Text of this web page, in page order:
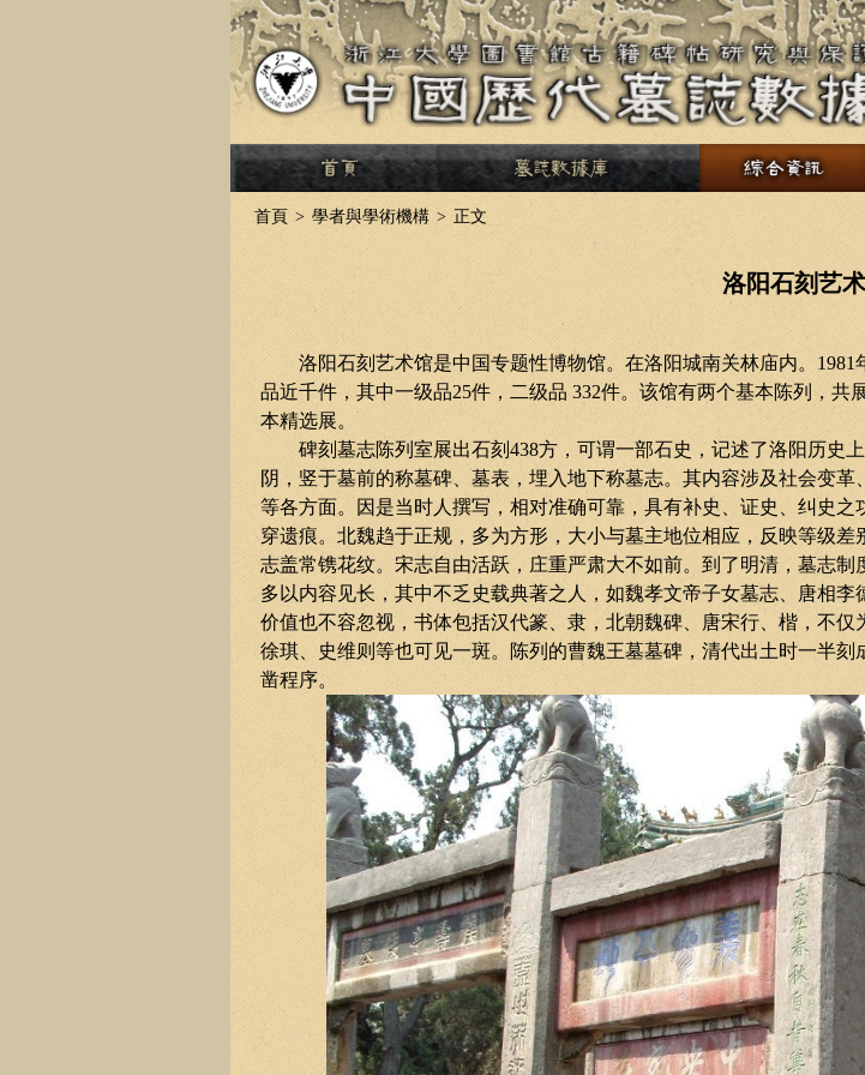
首頁 > 學者與學術機構 > 正文
洛阳石刻艺
洛阳石刻艺术馆是中国专题性博物馆。在洛阳城南关林庙内。 1981
品近千件，其中一级品25件，二级品 332件。该馆有两个基本陈列，共
本精选展。
碑刻墓志陈列室展出石刻 438方，可谓一部石史，记述了洛阳历史
阴，竖于墓前的称墓碑、墓表，埋入地下称墓志。其内容涉及社会变
等各方面。因是当时人撰写，相对准确可靠，具有补史、证史、纠史
穿遗痕。北魏趋于正规，多为方形，大小与墓主地位相应，反映等级
志盖常镌花纹。宋志自由活跃，庄重严肃大不如前。到了明清，墓志
多以内容见长，其中不乏史载典著之人，如魏孝文帝子女墓志、唐相
价值也不容忽视，书体包括汉代篆、隶，北朝魏碑、唐宋行、楷，不仅
徐琪、史维则等也可见一斑。陈列的曹魏王墓墓碑，清代出土时一半
凿程序。